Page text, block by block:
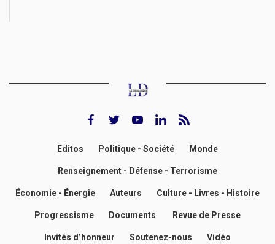
facebooktwitteryoutubeLinkedinrss feed
Editos Politique - Société Monde
Renseignement - Défense - Terrorisme
Économie - Énergie Auteurs Culture - Livres - Histoire
Progressisme Documents Revue de Presse
Invités d’honneur Soutenez-nous Vidéo